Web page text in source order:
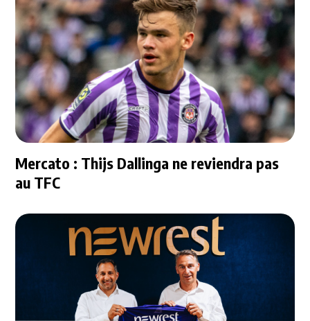
Mercato : Thijs Dallinga ne reviendra pas
au TFC